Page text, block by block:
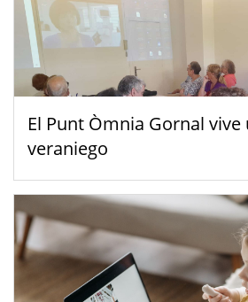
El Punt Òmnia Gornal
veraniego